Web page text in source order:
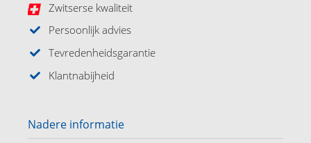
Zwitserse kwaliteit
Persoonlijk advies
Tevredenheidsgarantie
Klantnabijheid
Nadere informatie